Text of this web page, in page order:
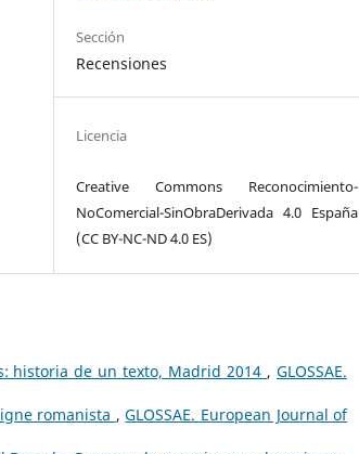
Sección
Recensiones
Licencia
Creative Commons Reconocimiento-
NoComercial-SinObraDerivada 4.0 España
(CC BY-NC-ND 4.0 ES)
historia de un texto, Madrid 2014 , GLOSSAE.
romanista ,GLOSSAE. European Journal of